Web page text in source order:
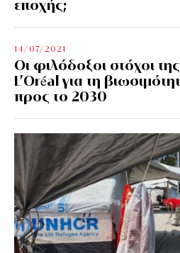
εποχής;
14/07/2021
Οι φιλόδοξοι στόχοι της
L’Oréal για τη
προς το 2030